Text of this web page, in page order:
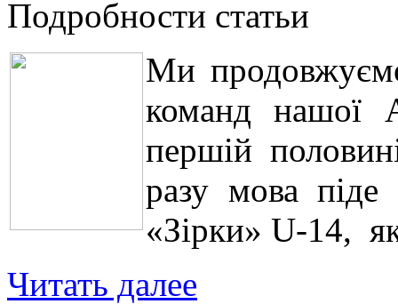
Подробности статьи
Ми
команд нашої
першій
разу мова піде
«Зірки» U-14,
Читать далее